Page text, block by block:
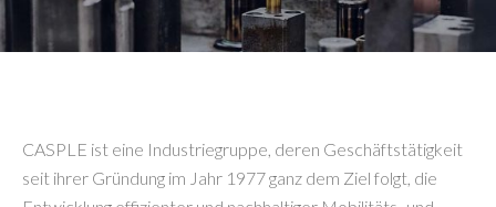
CASPLE ist eine Industriegruppe, deren Geschäftstätigkeit
seit ihrer Gründung im Jahr 1977 ganz dem Ziel folgt, die